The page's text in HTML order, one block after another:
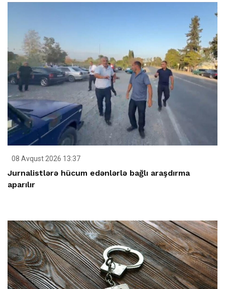
08 Avqust 2026 13:37
Jurnalistlərə hücum edənlərlə bağlı araşdırma
aparılır